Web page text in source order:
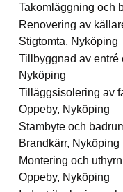
Takomläggning och
Renovering av
Stigtomta, Nyköping
Tillbyggnad av entré
Nyköping
Tilläggsisolering av
Oppeby, Nyköping
Stambyte och
Brandkärr, Nyköping
Montering och
Oppeby, Nyköping